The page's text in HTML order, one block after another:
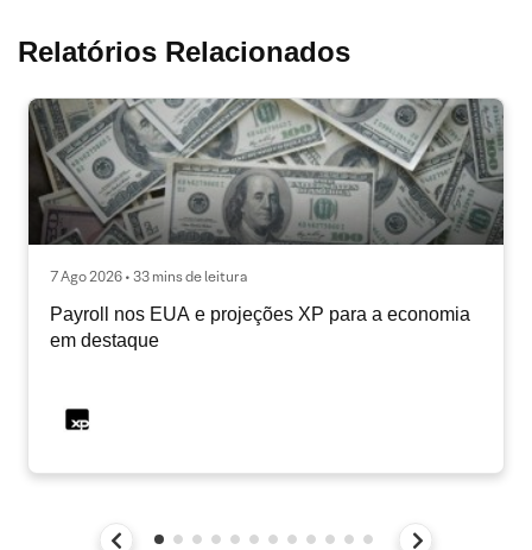
Relatórios Relacionados
7 Ago 2026 • 33 mins de leitura
Payroll nos EUA e projeções XP para a economia
em destaque